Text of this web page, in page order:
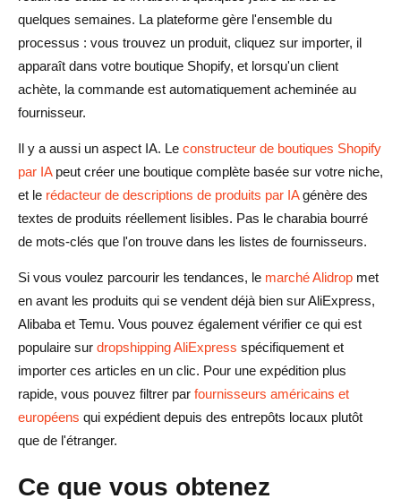
quelques semaines. La plateforme gère l'ensemble du
processus : vous trouvez un produit, cliquez sur importer, il
apparaît dans votre boutique Shopify, et lorsqu'un client
achète, la commande est automatiquement acheminée au
fournisseur.
Il y a aussi un aspect IA. Le constructeur de boutiques Shopify
par IApeut créer une boutique complète basée sur votre niche,
et le rédacteur de descriptions de produits par IAgénère des
textes de produits réellement lisibles. Pas le charabia bourré
de mots-clés que l'on trouve dans les listes de fournisseurs.
Si vous voulez parcourir les tendances, le marché Alidrop met
en avant les produits qui se vendent déjà bien sur AliExpress,
Alibaba et Temu. Vous pouvez également vérifier ce qui est
populaire sur dropshipping AliExpress spécifiquement et
importer ces articles en un clic. Pour une expédition plus
rapide, vous pouvez filtrer par fournisseurs américains et
européens qui expédient depuis des entrepôts locaux plutôt
que de l'étranger.
Ce que vous obtenez